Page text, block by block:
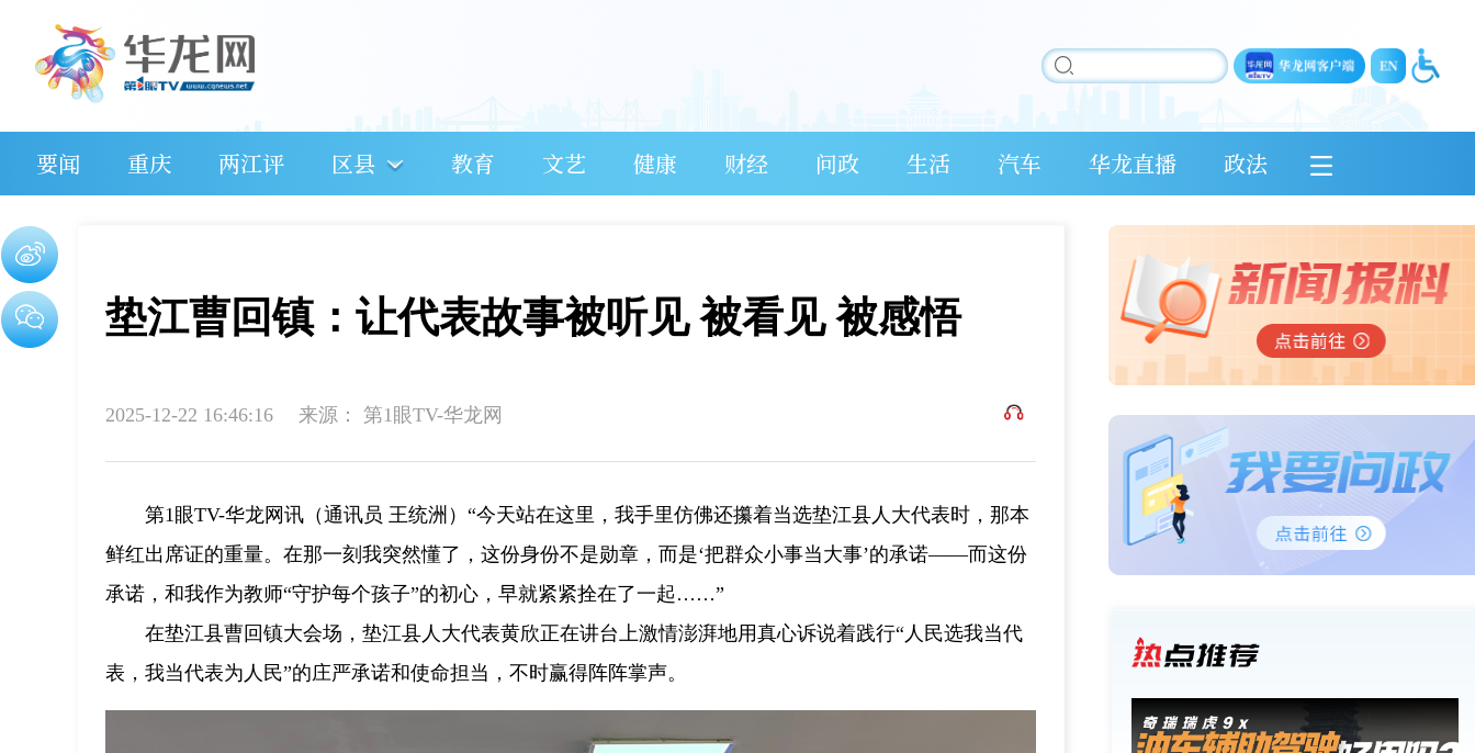
要闻 重庆 两江评 区县 教育 文艺 健康 财经 问政 生活 汽车 华龙直播 政法
垫江曹回镇：让代表故事被听见 被看见 被感悟
2025-12-22 16:46:16 来源： 第1眼TV-华龙网
第1眼TV-华龙网讯（通讯员 王统洲）“今天站在这里，我手里仿佛还攥着当选垫江县人大代表时，那本
鲜红出席证的重量。在那一刻我突然懂了，这份身份不是勋章，而是‘把群众小事当大事’的承诺——而这份
承诺，和我作为教师“守护每个孩子”的初心，早就紧紧拴在了一起……”
在垫江县曹回镇大会场，垫江县人大代表黄欣正在讲台上激情澎湃地用真心诉说着践行“人民选我当代
表，我当代表为人民”的庄严承诺和使命担当，不时赢得阵阵掌声。